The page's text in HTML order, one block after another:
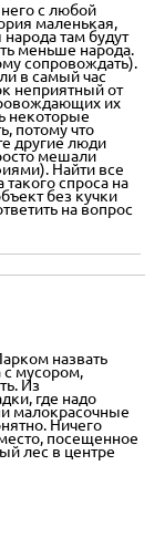
него с любой
маленькая,
там будут
меньше народа.
сопровождать).
в самый час
неприятный от
их
некоторые
потому что
другие люди
мешали
Найти все
спроса на
без кучки
на вопрос
назвать
мусором,
Из
где надо
малокрасочные
Ничего
посещенное
лес в центре